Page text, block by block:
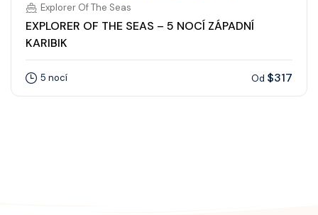
Explorer Of The Seas
EXPLORER OF THE SEAS – 5 NOCÍ ZÁPADNÍ
KARIBIK
5 nocí Od $317